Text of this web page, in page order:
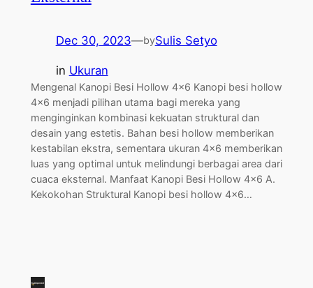
Dec 30, 2023—bySulis Setyo
in Ukuran
Mengenal Kanopi Besi Hollow 4×6 Kanopi besi hollow
4×6 menjadi pilihan utama bagi mereka yang
menginginkan kombinasi kekuatan struktural dan
desain yang estetis. Bahan besi hollow memberikan
kestabilan ekstra, sementara ukuran 4×6 memberikan
luas yang optimal untuk melindungi berbagai area dari
cuaca eksternal. Manfaat Kanopi Besi Hollow 4×6 A.
Kekokohan Struktural Kanopi besi hollow 4×6…